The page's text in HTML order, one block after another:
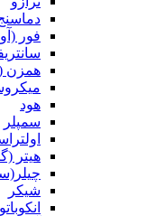
فور
همزن
هود
سمپلر
هیتر
شیکر